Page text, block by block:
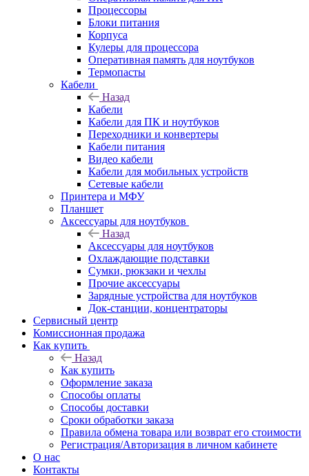
Процессоры
Блоки питания
Корпуса
Кулеры для процессора
Оперативная память для ноутбуков
Термопасты
Кабели
Назад
Кабели
Кабели для ПК и ноутбуков
Переходники и конвертеры
Кабели питания
Видео кабели
Кабели для мобильных устройств
Сетевые кабели
Принтера и МФУ
Планшет
Аксессуары для ноутбуков
Назад
Аксессуары для ноутбуков
Охлаждающие подставки
Сумки, рюкзаки и чехлы
Прочие аксессуары
Зарядные устройства для ноутбуков
Док-станции, концентраторы
Сервисный центр
Комиссионная продажа
Как купить
Назад
Как купить
Оформление заказа
Способы оплаты
Способы доставки
Сроки обработки заказа
Правила обмена товара или возврат его стоимости
Регистрация/Авторизация в личном кабинете
О нас
Контакты